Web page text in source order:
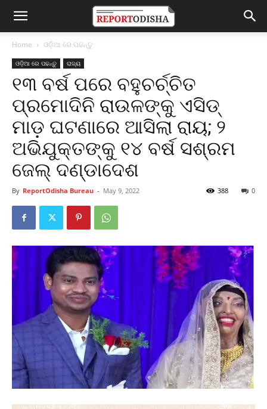
Home ଓଡ଼ିଆ ରେ ପଢନ୍ତୁ
ଓଡ଼ିଆ ରେ ପଢନ୍ତୁ ରାଜ୍ୟ
୧୩ ବର୍ଷ ପରେ ବହୁଚର୍ଚ୍ଚିତ
ପ୍ରମୋଦିନି ରାଉଳଙ୍କୁ ଏସିଡ୍‌
ମାଡ଼ ଘଟଣାରେ ଆସିଲା ରାୟ; ୨
ଅଭିଯୁକ୍ତଙ୍କୁ ୧୪ ବର୍ଷ ସଶ୍ରମ
ଜେଲ୍ ଦଣ୍ଡାଦେଶ
By ReportOdisha Bureau - May 9, 2022 0
388